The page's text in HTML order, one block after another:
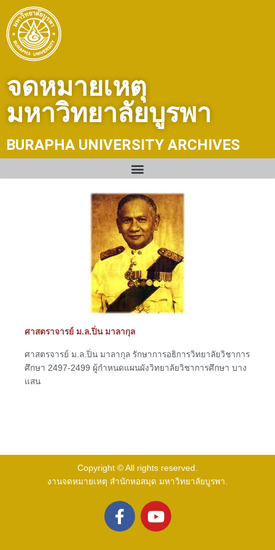
content
จดหมายเหตุ
มหาวิทยาลัยบูรพา
BURAPHA UNIVERSITY ARCHIVES
ศาสตราจารย์ ม.ล.ปิ่น มาลากุล
ศาสตรจารย์ ม.ล.ปิ่น มาลากุล รักษาการอธิการวิทยาลัยวิชาการ
ศึกษา 2497-2499 ผู้กำหนดแผนผังวิทยาลัยวิชาการศึกษา บาง
แสน
Copyright © All rights reserved.
งานจดหมายเหตุ สำนักหอสมุด มหาวิทยาลัยบูรพา.
F
a
Y
o